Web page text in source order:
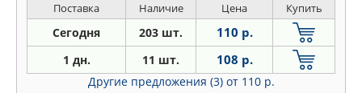
Поставка Наличие Цена Купить
Сегодня 203 шт. 110 р.
1 дн. 11 шт. 108 р.
Другие предложения (3) от 110 р.